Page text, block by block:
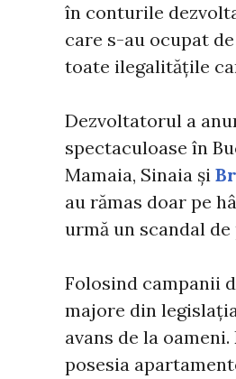
în conturile
care s-au ocupat
toate ilegalitățile
Dezvoltatorul a
spectaculoase în
Mamaia, Sinaia și
au rămas doar pe
urmă un scandal
Folosind campanii
majore din
avans de la
posesia